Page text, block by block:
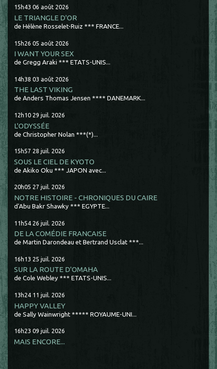
15h43 06 août 2026
LE TRIANGLE D'OR
de Hélène Rosselet-Ruiz *** FRANCE...
15h26 05 août 2026
I WANT YOUR SEX
de Gregg Araki *** ETATS-UNIS...
14h38 03 août 2026
THE LAST VIKING
de Anders Thomas Jensen **** DANEMARK...
12h10 29 juil. 2026
L'ODYSSÉE
de Christopher Nolan ***(*)...
15h57 28 juil. 2026
SOUS LE CIEL DE KYOTO
de Akiko Oku *** JAPON avec...
20h05 27 juil. 2026
NOTRE HISTOIRE - CHRONIQUES DU CAIRE
d'Abu Bakr Shawky *** EGYPTE...
11h54 26 juil. 2026
DE LA COMÉDIE FRANCAISE
de Martin Darondeau et Bertrand Usclat ***...
16h13 25 juil. 2026
SUR LA ROUTE D'OMAHA
de Cole Webley *** ETATS-UNIS...
13h24 11 juil. 2026
HAPPY VALLEY
de Sally Wainwright ***** ROYAUME-UNI...
16h23 09 juil. 2026
MAIS ENCORE...